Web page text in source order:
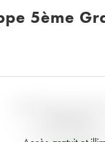
5ème